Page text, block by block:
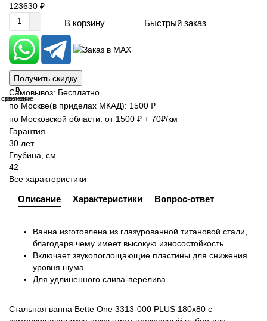
123630 ₽
В корзину Быстрый заказ
Получить скидку
В
закладки
В
сравнение
Самовывоз: Бесплатно
по Москве(в приделах МКАД): 1500 ₽
по Московской области: от 1500 ₽ + 70₽/км
Гарантия
30 лет
Глубина, см
42
Все характеристики
Описание Характеристики Вопрос-ответ
Ванна изготовлена из глазурованной титановой стали,
благодаря чему имеет высокую износостойкость
Включает звукопоглощающие пластины для снижения
уровня шума
Для удлиненного слива-перелива
Стальная ванна Bette One 3313-000 PLUS 180x80 с